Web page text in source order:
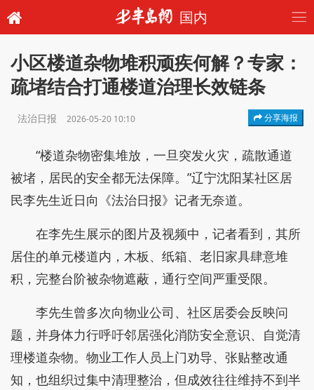
国内
小区楼道杂物堆积顽疾何解？专家：
疏堵结合打通楼道治理长效链条
法治日报 2026-05-20 10:10 分享海报
“楼道杂物密集堆放，一旦突发火灾，疏散通道
被堵，居民的安全都无法保障。”辽宁沈阳某社区居
民李先生近日向《法治日报》记者无奈道。
在李先生展示的图片及视频中，记者看到，其所
居住的单元楼道内，木板、纸箱、老旧家具肆意堆
积，完整台阶被杂物遮蔽，通行空间严重受限。
李先生曾多次向物业公司、社区居委会反映问
题，并身体力行呼吁邻居强化消防安全意识、自觉清
理楼道杂物。物业工作人员上门劝导、张贴整改通
知，也组织过集中清理整治，但成效往往维持不到半